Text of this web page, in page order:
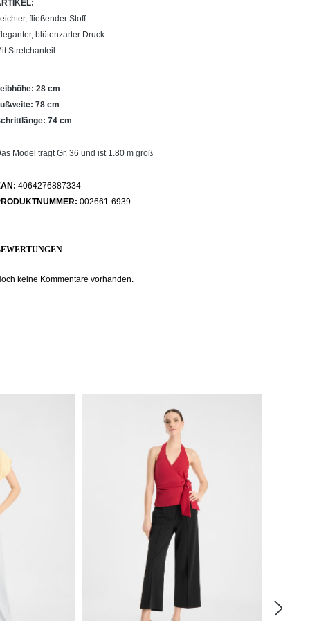
fließender Stoff
blütenzarter Druck
Stretchanteil
28 cm
78 cm
74 cm
Model trägt Gr. 36 und ist 1.80 m groß
4064276887334
002661-6939
keine Kommentare vorhanden.